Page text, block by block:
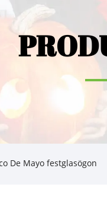
De Mayo festglasögon